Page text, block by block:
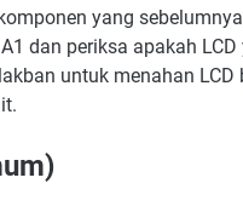
yang
dan periksa apakah
untuk menahan